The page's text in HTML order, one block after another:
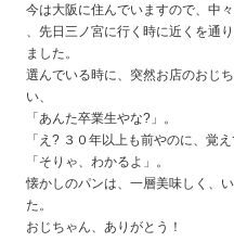
今は大阪に住んでいますので、中
、先日三ノ宮に行く時に近くを通
ました。
選んでいる時に、突然お店のおじ
い、
「あんた卒業生やな?」。
「え? ３０年以上も前やのに、覚
「そりゃ、わかるよ」。
懐かしのパンは、一層美味しく、
た。
おじちゃん、ありがとう！